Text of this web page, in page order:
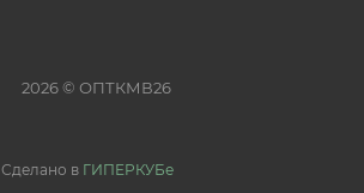
2026 © ОПТКМВ26
Сделано в ГИПЕРКУБе